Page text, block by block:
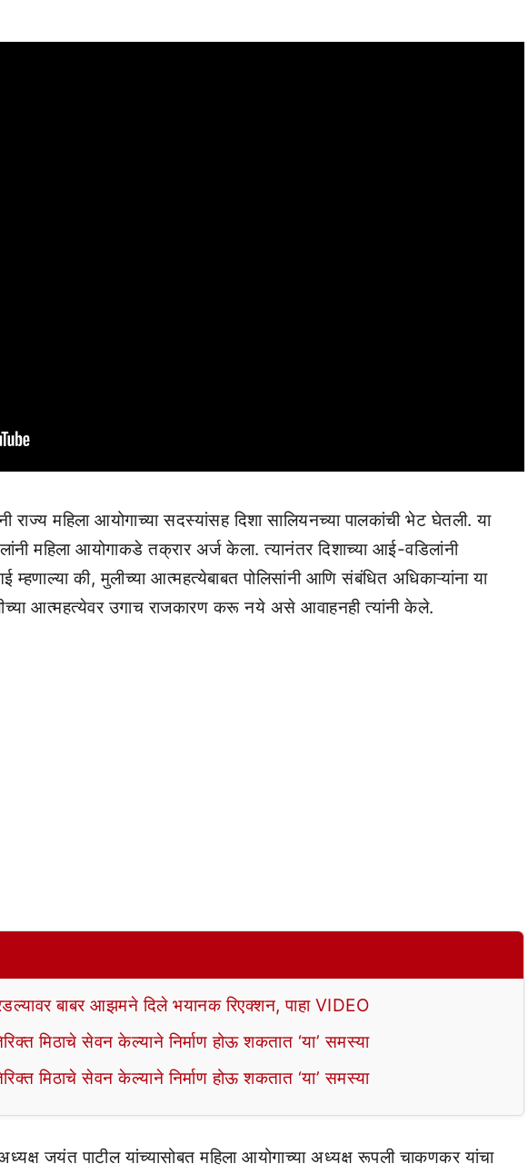
राज्य महिला आयोगाच्या सदस्यांसह दिशा सालियनच्या पालकांची भेट घेतली. या
महिला आयोगाकडे तक्रार अर्ज केला. त्यानंतर दिशाच्या आई-वडिलांनी
म्हणाल्या की, मुलीच्या आत्महत्येबाबत पोलिसांनी आणि संबंधित अधिकाऱ्यांना या
आत्महत्येवर उगाच राजकारण करू नये असे आवाहनही त्यांनी केले.
बाबर आझमने दिले भयानक रिएक्शन, पाहा VIDEO
मिठाचे सेवन केल्याने निर्माण होऊ शकतात ‘या’ समस्या
मिठाचे सेवन केल्याने निर्माण होऊ शकतात ‘या’ समस्या
जयंत पाटील यांच्यासोबत महिला आयोगाच्या अध्यक्ष रूपली चाकणकर यांचा